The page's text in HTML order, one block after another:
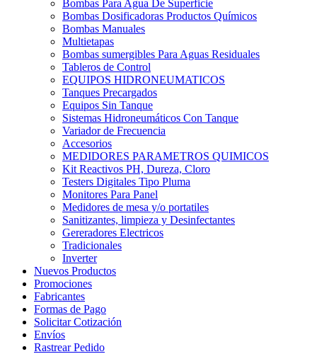
Bombas Para Agua De Superficie
Bombas Dosificadoras Productos Químicos
Bombas Manuales
Multietapas
Bombas sumergibles Para Aguas Residuales
Tableros de Control
EQUIPOS HIDRONEUMATICOS
Tanques Precargados
Equipos Sin Tanque
Sistemas Hidroneumáticos Con Tanque
Variador de Frecuencia
Accesorios
MEDIDORES PARAMETROS QUIMICOS
Kit Reactivos PH, Dureza, Cloro
Testers Digitales Tipo Pluma
Monitores Para Panel
Medidores de mesa y/o portatiles
Sanitizantes, limpieza y Desinfectantes
Gereradores Electricos
Tradicionales
Inverter
Nuevos Productos
Promociones
Fabricantes
Formas de Pago
Solicitar Cotización
Envíos
Rastrear Pedido